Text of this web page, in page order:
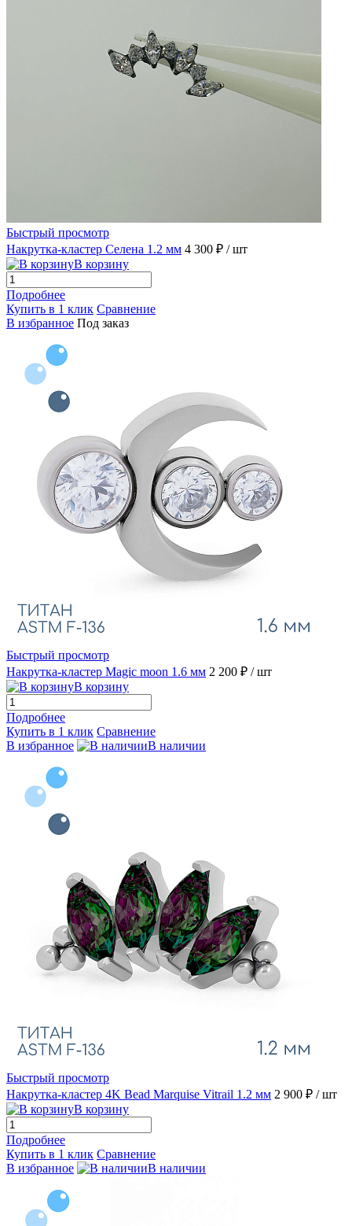
Быстрый просмотр
Накрутка-кластер Селена 1.2 мм 4 300 ₽ / шт
В корзину
Подробнее
Купить в 1 клик Сравнение
В избранное Под заказ
Быстрый просмотр
Накрутка-кластер Magic moon 1.6 мм 2 200 ₽ / шт
В корзину
Подробнее
Купить в 1 клик Сравнение
В избранное
В наличии
Быстрый просмотр
Накрутка-кластер 4K Bead Marquise Vitrail 1.2 мм 2 900 ₽ / шт
В корзину
Подробнее
Купить в 1 клик Сравнение
В избранное
В наличии